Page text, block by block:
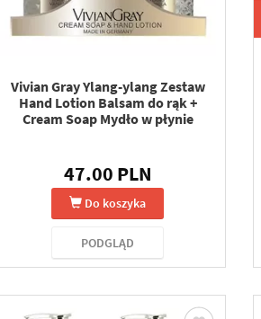
Vivian Gray Ylang-ylang Zestaw
Hand Lotion Balsam do rąk +
Cream Soap Mydło w płynie
47.00 PLN
Do koszyka
PODGLĄD